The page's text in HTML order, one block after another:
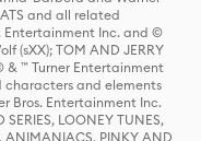
and all related
Entertainment Inc. and ©
(sXX); TOM AND JERRY
™ Turner Entertainment
characters and elements
Bros. Entertainment Inc.
LOONEY TUNES,
ANIMANIACS, PINKY AND